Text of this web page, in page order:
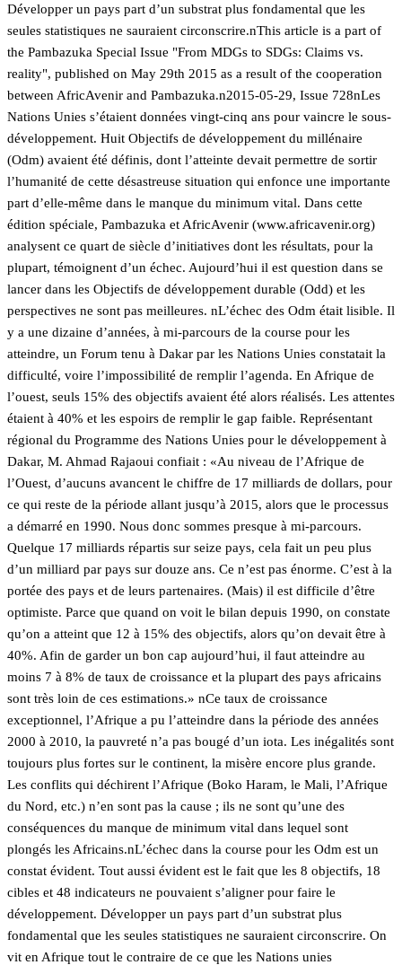
Développer un pays part d’un substrat plus fondamental que les
seules statistiques ne sauraient circonscrire.nThis article is a part of
the Pambazuka Special Issue "From MDGs to SDGs: Claims vs.
reality", published on May 29th 2015 as a result of the cooperation
between AfricAvenir and Pambazuka.n2015-05-29, Issue 728nLes
Nations Unies s’étaient données vingt-cinq ans pour vaincre le sous-
développement. Huit Objectifs de développement du millénaire
(Odm) avaient été définis, dont l’atteinte devait permettre de sortir
l’humanité de cette désastreuse situation qui enfonce une importante
part d’elle-même dans le manque du minimum vital. Dans cette
édition spéciale, Pambazuka et AfricAvenir (www.africavenir.org)
analysent ce quart de siècle d’initiatives dont les résultats, pour la
plupart, témoignent d’un échec. Aujourd’hui il est question dans se
lancer dans les Objectifs de développement durable (Odd) et les
perspectives ne sont pas meilleures. nL’échec des Odm était lisible. Il
y a une dizaine d’années, à mi-parcours de la course pour les
atteindre, un Forum tenu à Dakar par les Nations Unies constatait la
difficulté, voire l’impossibilité de remplir l’agenda. En Afrique de
l’ouest, seuls 15% des objectifs avaient été alors réalisés. Les attentes
étaient à 40% et les espoirs de remplir le gap faible. Représentant
régional du Programme des Nations Unies pour le développement à
Dakar, M. Ahmad Rajaoui confiait : «Au niveau de l’Afrique de
l’Ouest, d’aucuns avancent le chiffre de 17 milliards de dollars, pour
ce qui reste de la période allant jusqu’à 2015, alors que le processus
a démarré en 1990. Nous donc sommes presque à mi-parcours.
Quelque 17 milliards répartis sur seize pays, cela fait un peu plus
d’un milliard par pays sur douze ans. Ce n’est pas énorme. C’est à la
portée des pays et de leurs partenaires. (Mais) il est difficile d’être
optimiste. Parce que quand on voit le bilan depuis 1990, on constate
qu’on a atteint que 12 à 15% des objectifs, alors qu’on devait être à
40%. Afin de garder un bon cap aujourd’hui, il faut atteindre au
moins 7 à 8% de taux de croissance et la plupart des pays africains
sont très loin de ces estimations.» nCe taux de croissance
exceptionnel, l’Afrique a pu l’atteindre dans la période des années
2000 à 2010, la pauvreté n’a pas bougé d’un iota. Les inégalités sont
toujours plus fortes sur le continent, la misère encore plus grande.
Les conflits qui déchirent l’Afrique (Boko Haram, le Mali, l’Afrique
du Nord, etc.) n’en sont pas la cause ; ils ne sont qu’une des
conséquences du manque de minimum vital dans lequel sont
plongés les Africains.nL’échec dans la course pour les Odm est un
constat évident. Tout aussi évident est le fait que les 8 objectifs, 18
cibles et 48 indicateurs ne pouvaient s’aligner pour faire le
développement. Développer un pays part d’un substrat plus
fondamental que les seules statistiques ne sauraient circonscrire. On
vit en Afrique tout le contraire de ce que les Nations unies